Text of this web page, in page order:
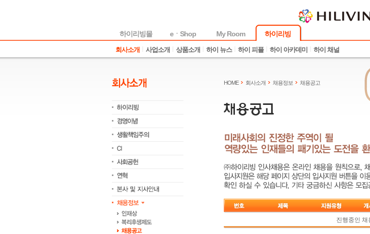
하이리빙몰 eㆍShop My Room 하이리빙
회사소개 사업소개 상품소개 하이 뉴스 하이 피플 하이 아카데미 하이 채널
HOME 회사소개 채용정보 채용공고
진행중인 채